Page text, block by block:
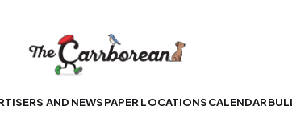
AND NEWSPAPER LOCATIONSCALENDAR